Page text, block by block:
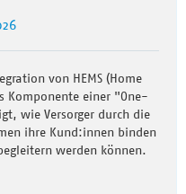
von HEMS (Home
Komponente einer "One-
wie Versorger durch die
ihre Kund:innen binden
werden können.